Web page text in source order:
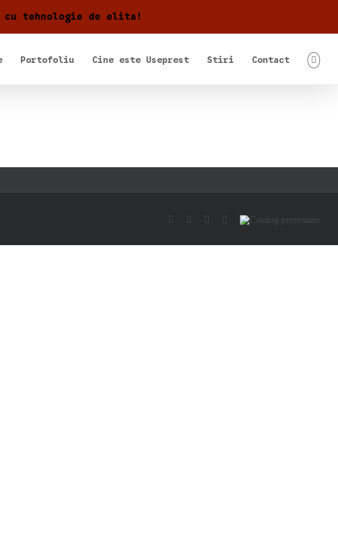
cu tehnologie de elita!
Portofoliu Cine este Useprest Stiri Contact
FacebookPinterestYouTube
EmailCatalog